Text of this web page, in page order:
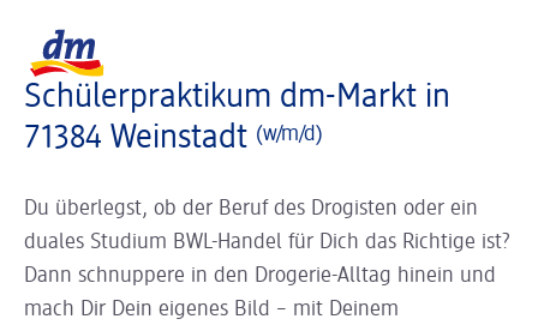
Schülerpraktikum dm-Markt in
71384 Weinstadt (w/m/d)
Du überlegst, ob der Beruf des Drogisten oder ein
duales Studium BWL-Handel für Dich das Richtige ist?
Dann schnuppere in den Drogerie-Alltag hinein und
mach Dir Dein eigenes Bild – mit Deinem